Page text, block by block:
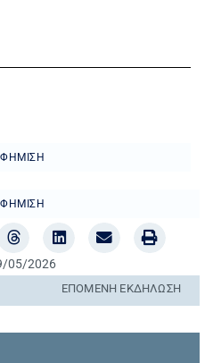
05/2026
ΕΠΌΜΕΝΗ ΕΚΔΉΛΩΣΗ